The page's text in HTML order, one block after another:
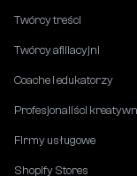
Twórcy treści
Twórcy afiliacyjni
Coache i edukatorzy
Profesjonaliści
Firmy usługowe
Shopify Stores